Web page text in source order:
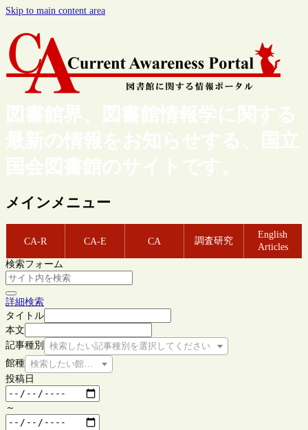
Skip to main content area
図書館界、図書館情報学に関する
最新の情報をお知らせする、国立
国会図書館のサイトです。
メインメニュー
CA-R CA-E CA 調査研究
English
Articles
検索フォーム
詳細検索
タイトル
本文
記事種別
検索したい記事種別を選択してください
館種 検索したい館種を選択してください
投稿日
～